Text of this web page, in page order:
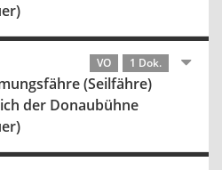
VO 1 Dok.
(Seilfähre)
der Donaubühne